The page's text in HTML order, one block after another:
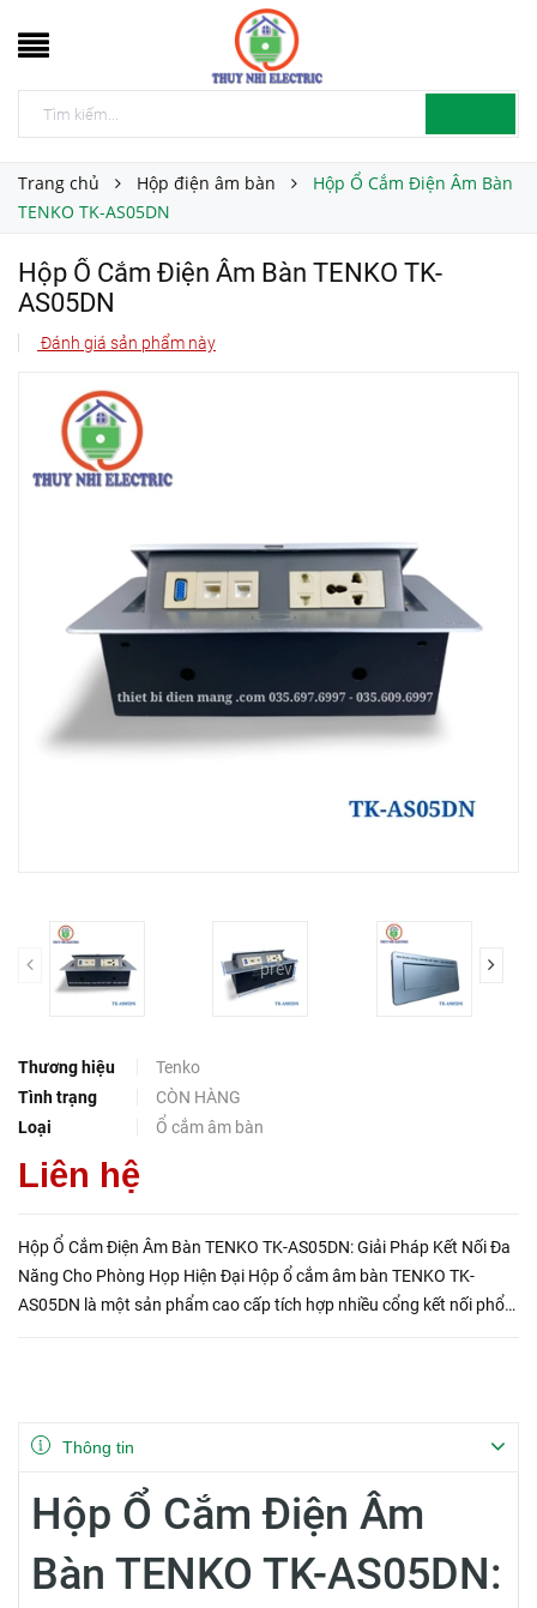
Trang chủ Hộp điện âm bàn
Hộp Ổ Cắm Điện Âm Bàn
TENKO TK-AS05DN
Hộp Ổ Cắm Điện Âm Bàn TENKO TK-
AS05DN
Đánh giá sản phẩm này
prev
Thương hiệu
Tenko
Tình trạng
CÒN HÀNG
Loại
Ổ cắm âm bàn
Liên hệ
Hộp Ổ Cắm Điện Âm Bàn TENKO TK-AS05DN: Giải Pháp Kết Nối Đa
Năng Cho Phòng Họp Hiện Đại Hộp ổ cắm âm bàn TENKO TK-
AS05DN là một sản phẩm cao cấp tích hợp nhiều cổng kết nối phổ
Thông tin
Hộp Ổ Cắm Điện Âm
Bàn TENKO TK-AS05DN: